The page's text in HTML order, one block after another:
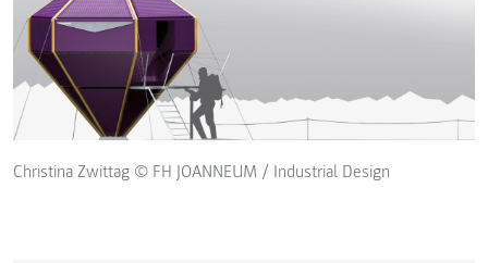
Christina Zwittag © FH JOANNEUM / Industrial Design